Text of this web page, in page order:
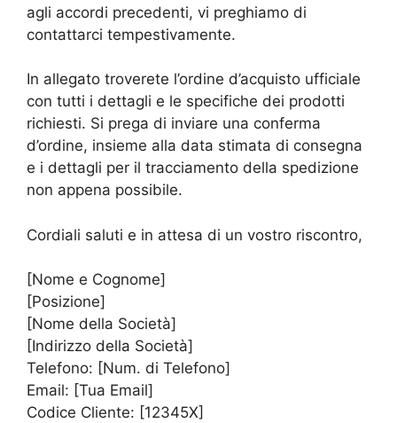
agli accordi precedenti, vi preghiamo di
contattarci tempestivamente.
In allegato troverete l’ordine d’acquisto ufficiale
con tutti i dettagli e le specifiche dei prodotti
richiesti. Si prega di inviare una conferma
d’ordine, insieme alla data stimata di consegna
e i dettagli per il tracciamento della spedizione
non appena possibile.
Cordiali saluti e in attesa di un vostro riscontro,
[Nome e Cognome]
[Posizione]
[Nome della Società]
[Indirizzo della Società]
Telefono: [Num. di Telefono]
Email: [Tua Email]
Codice Cliente: [12345X]